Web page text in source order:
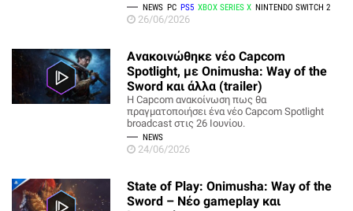
NEWS PC PS5 XBOX SERIES X NINTENDO SWITCH 2
26/06/2026
Ανακοινώθηκε νέο Capcom
Spotlight, με Onimusha: Way of the
Sword και άλλα (trailer)
Η Capcom ανακοίνωση πως θα
πραγματοποιήσει ένα νέο Capcom Spotlight
broadcast στις 26 Ιουνίου.
NEWS
24/06/2026
State of Play: Onimusha: Way of the
Sword – Νέο gameplay και